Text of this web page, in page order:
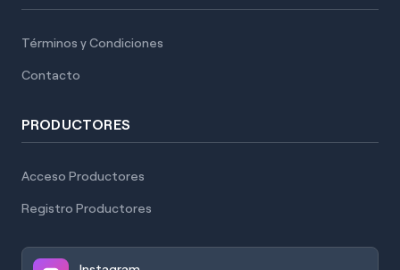
Términos y Condiciones
Contacto
PRODUCTORES
Acceso Productores
Registro Productores